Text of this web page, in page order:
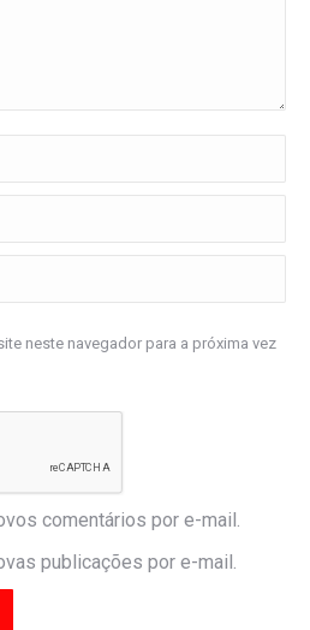
neste navegador para a próxima vez
comentários por e-mail.
publicações por e-mail.